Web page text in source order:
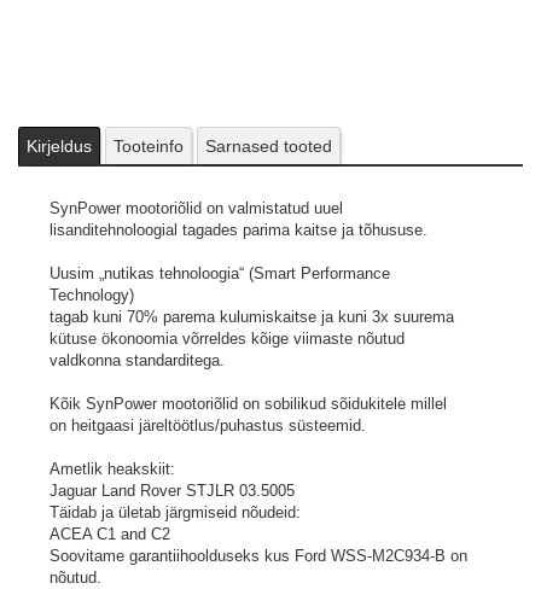
Kirjeldus Tooteinfo Sarnased tooted
SynPower mootoriõlid on valmistatud uuel
lisanditehnoloogial tagades parima kaitse ja tõhususe.
Uusim „nutikas tehnoloogia“ (Smart Performance
Technology)
tagab kuni 70% parema kulumiskaitse ja kuni 3x suurema
kütuse ökonoomia võrreldes kõige viimaste nõutud
valdkonna standarditega.
Kõik SynPower mootoriõlid on sobilikud sõidukitele millel
on heitgaasi järeltöötlus/puhastus süsteemid.
Ametlik heakskiit:
Jaguar Land Rover STJLR 03.5005
Täidab ja ületab järgmiseid nõudeid:
ACEA C1 and C2
Soovitame garantiihoolduseks kus Ford WSS-M2C934-B on
nõutud.